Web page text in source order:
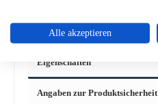
Brennraumste…Mehr
Eigenschaften
Angaben zur Produktsicherheit
Alle akzeptieren